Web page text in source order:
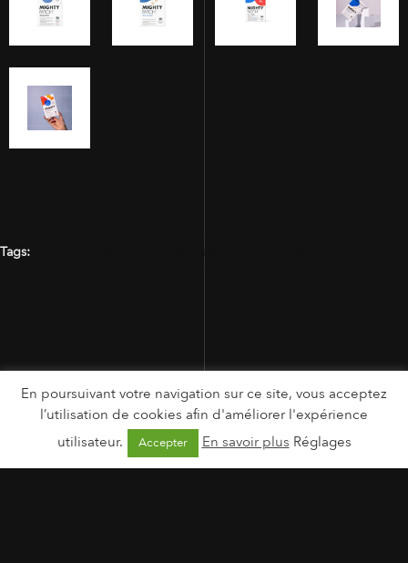
Tags: GUINOT
En poursuivant votre navigation sur ce site, vous acceptez
l’utilisation de cookies afin d'améliorer l'expérience
utilisateur.
Accepter En savoir plus Réglages